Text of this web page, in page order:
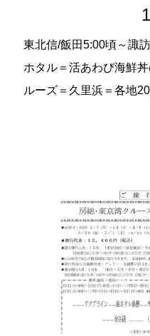
東北信/飯田5:00頃～諏
ホタル＝活あわび海鮮
ルーズ＝久里浜＝各地